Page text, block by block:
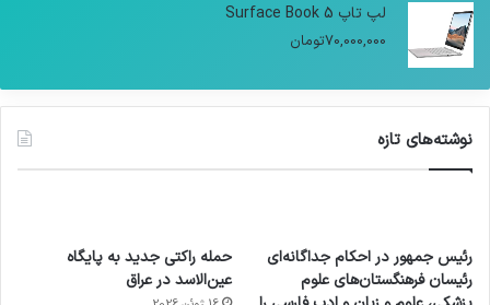
لپ تاپ Surface Book 5
70,000,000تومان
نوشته‌های تازه
رئیس جمهور در احکام جداگانه‌ای
رئیسان فرهنگستان‌های علوم
حمله راکتی جدید به پایگاه
عین‌الاسد در عراق